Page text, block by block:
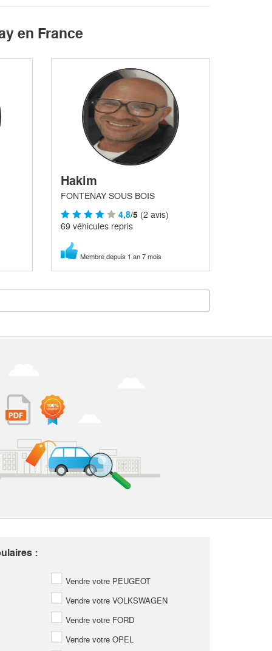
en France
Hakim
FONTENAY SOUS BOIS
4,8/5(2 avis)
69 véhicules repris
Membre depuis 1 an 7 mois
:
Vendre votre PEUGEOT
Vendre votre VOLKSWAGEN
Vendre votre FORD
Vendre votre OPEL